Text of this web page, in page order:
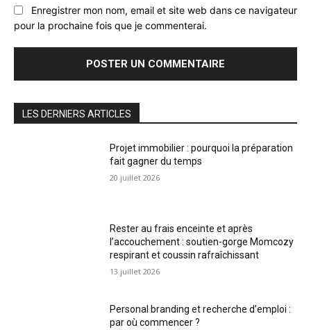
Enregistrer mon nom, email et site web dans ce navigateur
pour la prochaine fois que je commenterai.
LES DERNIERS ARTICLES
Projet immobilier : pourquoi la préparation
fait gagner du temps
20 juillet 2026
Rester au frais enceinte et après
l’accouchement : soutien-gorge Momcozy
respirant et coussin rafraîchissant
13 juillet 2026
Personal branding et recherche d’emploi :
par où commencer ?